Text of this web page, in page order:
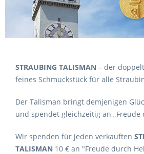
STRAUBING TALISMAN – der
feines Schmuckstück für alle
Der Talisman bringt demjenigen
und spendet gleichzeitig an „Freude
Wir spenden für jeden verkauften
TALISMAN 10 € an "Freude durch